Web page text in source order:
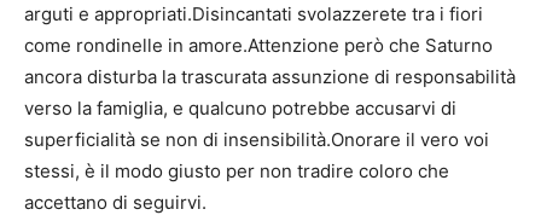
arguti e appropriati.Disincantati svolazzerete tra i fiori
come rondinelle in amore.Attenzione però che Saturno
ancora disturba la trascurata assunzione di responsabilità
verso la famiglia, e qualcuno potrebbe accusarvi di
superficialità se non di insensibilità.Onorare il vero voi
stessi, è il modo giusto per non tradire coloro che
accettano di seguirvi.